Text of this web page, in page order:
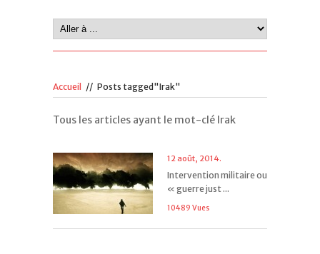
Accueil // Posts tagged"Irak"
Tous les articles ayant le mot-clé Irak
12 août, 2014.
Intervention militaire ou
« guerre just ...
10489 Vues